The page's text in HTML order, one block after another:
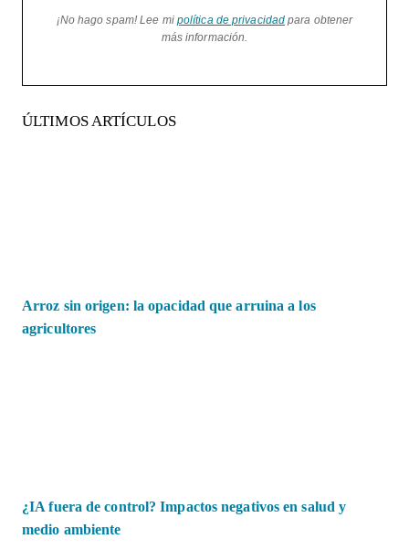
¡No hago spam! Lee mi política de privacidad para obtener
más información.
ÚLTIMOS ARTÍCULOS
Arroz sin origen: la opacidad que arruina a los
agricultores
¿IA fuera de control? Impactos negativos en salud y
medio ambiente